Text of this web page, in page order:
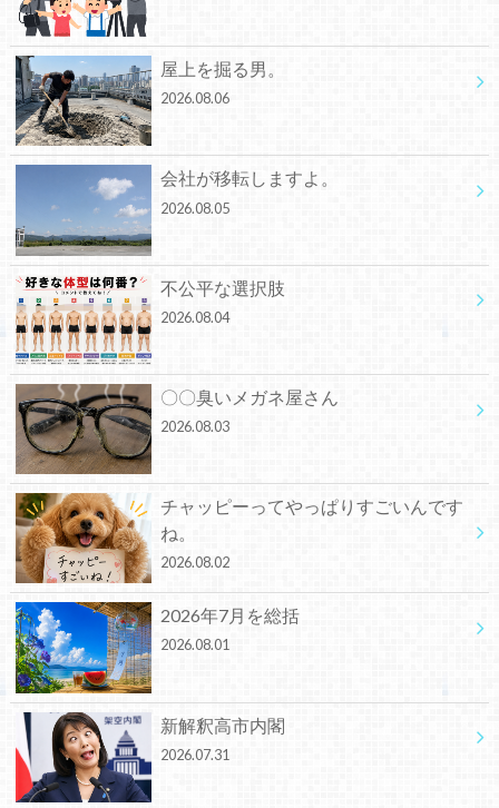
屋上を掘る男。
2026.08.06
会社が移転しますよ。
2026.08.05
不公平な選択肢
2026.08.04
〇〇臭いメガネ屋さん
2026.08.03
チャッピーってやっぱりすごいんです
ね。
2026.08.02
2026年7月を総括
2026.08.01
新解釈高市内閣
2026.07.31